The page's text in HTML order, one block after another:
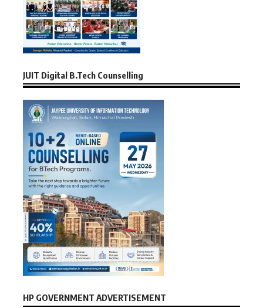
JUIT Digital B.Tech Counselling
HP GOVERNMENT ADVERTISEMENT